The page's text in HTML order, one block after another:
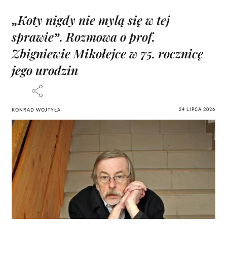
„Koty nigdy nie mylą się w tej
sprawie”. Rozmowa o prof.
Zbigniewie Mikołejce w 75. rocznicę
jego urodzin
KONRAD WOJTYŁA 24 LIPCA 2026